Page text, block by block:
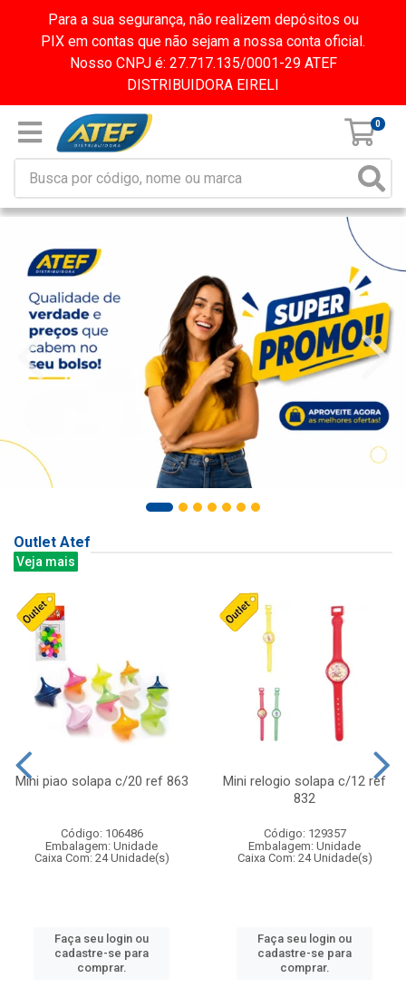
Para a sua segurança, não realizem depósitos ou
PIX em contas que não sejam a nossa conta oficial.
Nosso CNPJ é: 27.717.135/0001-29 ATEF
DISTRIBUIDORA EIRELI
0
Outlet Atef
Veja mais
Mini piao solapa c/20 ref 863
Código: 106486
Embalagem: Unidade
Caixa Com: 24 Unidade(s)
Faça seu login ou
cadastre-se para
comprar.
Mini relogio solapa c/12 ref
832
Código: 129357
Embalagem: Unidade
Caixa Com: 24 Unidade(s)
Faça seu login ou
cadastre-se para
comprar.